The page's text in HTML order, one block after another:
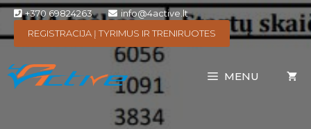
+370 69824263
info@4active.lt
REGISTRACIJA Į TYRIMUS IR TRENIRUOTES
MENU